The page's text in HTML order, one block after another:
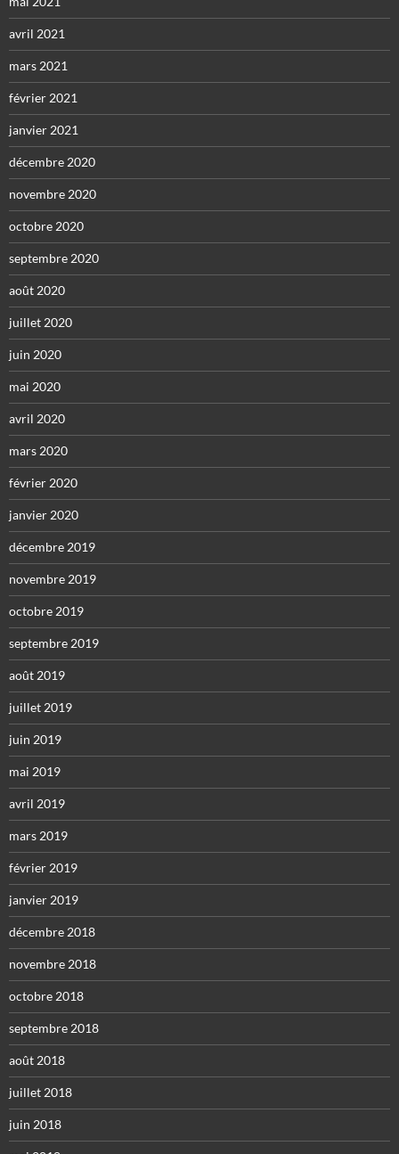
avril 2021
mars 2021
février 2021
janvier 2021
décembre 2020
novembre 2020
octobre 2020
septembre 2020
août 2020
juillet 2020
juin 2020
mai 2020
avril 2020
mars 2020
février 2020
janvier 2020
décembre 2019
novembre 2019
octobre 2019
septembre 2019
août 2019
juillet 2019
juin 2019
mai 2019
avril 2019
mars 2019
février 2019
janvier 2019
décembre 2018
novembre 2018
octobre 2018
septembre 2018
août 2018
juillet 2018
juin 2018